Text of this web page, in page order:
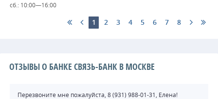
сб.: 10:00—16:00
1 2 3 4 5 6 7 8
ОТЗЫВЫ О БАНКЕ СВЯЗЬ-БАНК В МОСКВЕ
Перезвоните мне пожалуйста, 8 (931) 988-01-31, Елена!